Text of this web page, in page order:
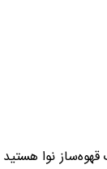
نوا هستید